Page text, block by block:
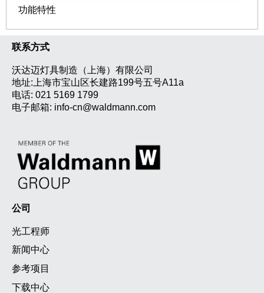
功能特性
联系方式
沃达迈灯具制造（上海）有限公司
地址:上海市宝山区长建路199号五号A11a
电话: 021 5169 1799
电子邮箱: info-cn@waldmann.com
公司
光工程师
新闻中心
参考项目
下载中心